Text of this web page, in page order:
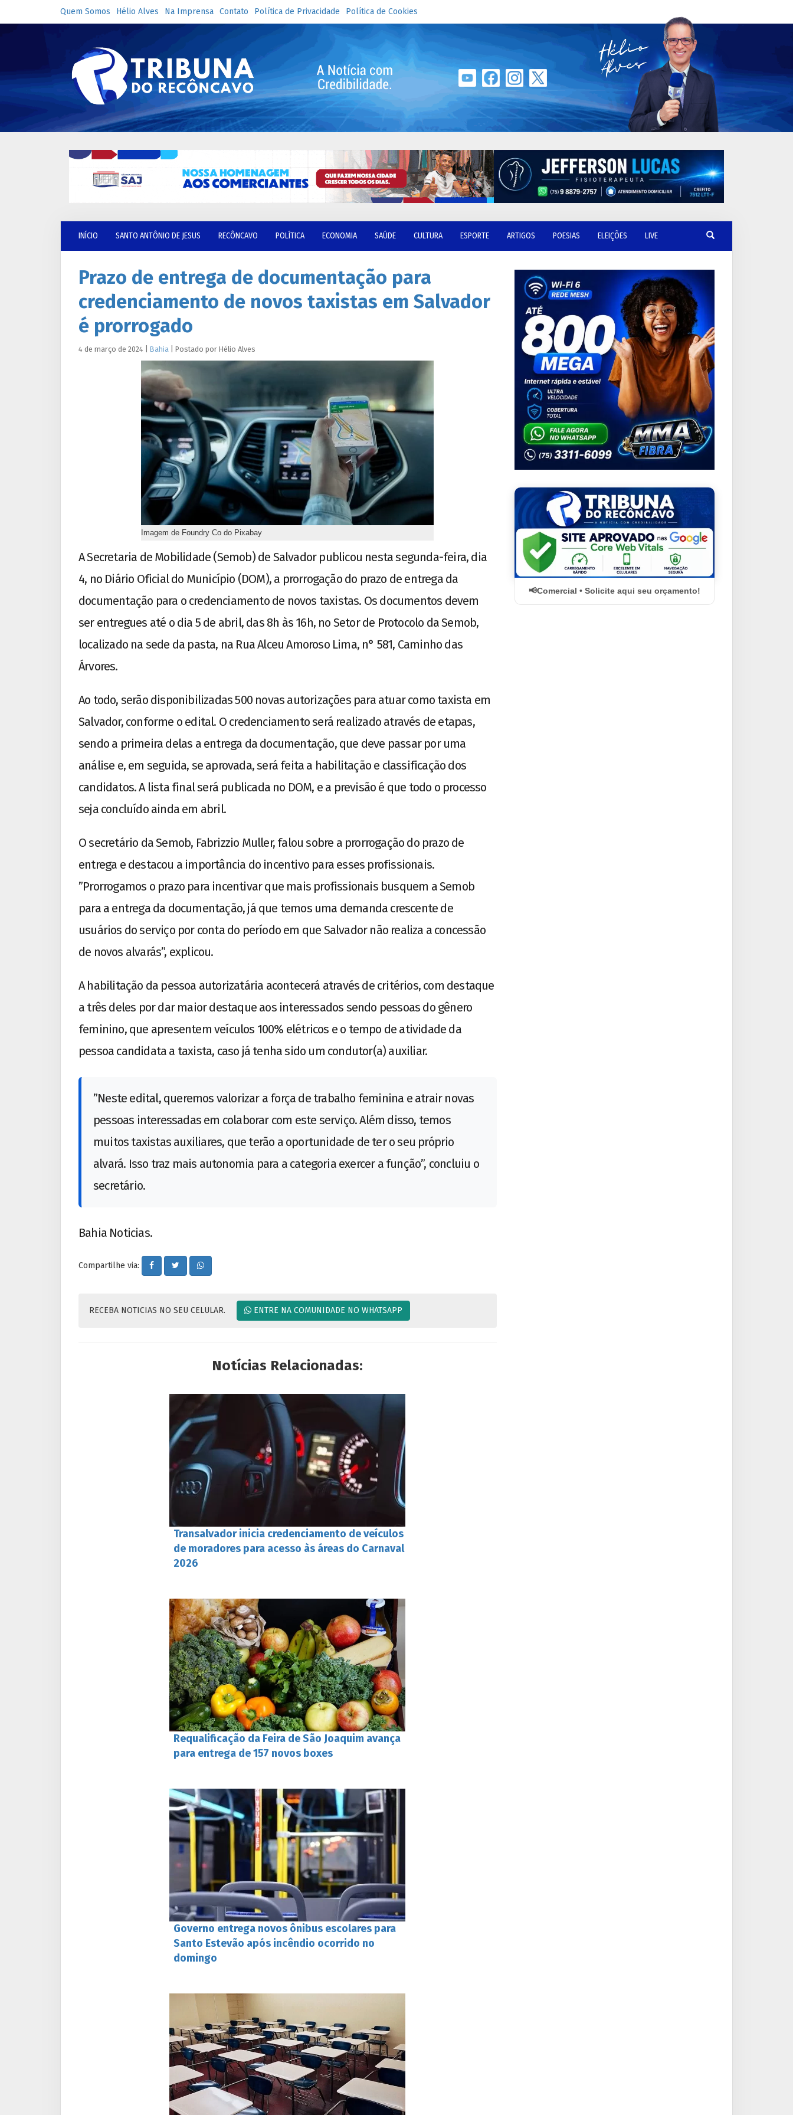
Quem Somos Hélio Alves Na Imprensa Contato Política de Privacidade Política de Cookies
INÍCIO SANTO ANTÔNIO DE JESUS RECÔNCAVO POLÍTICA ECONOMIA SAÚDE CULTURA ESPORTE ARTIGOS POESIAS ELEIÇÕES LIVE
Prazo de entrega de documentação para
credenciamento de novos taxistas em Salvador
é prorrogado
4 de março de 2024 Bahia Postado por Hélio Alves
Imagem de Foundry Co do Pixabay
A Secretaria de Mobilidade (Semob) de Salvador publicou nesta segunda-feira, dia
4, no Diário Oficial do Município (DOM), a prorrogação do prazo de entrega da
documentação para o credenciamento de novos taxistas. Os documentos devem
ser entregues até o dia 5 de abril, das 8h às 16h, no Setor de Protocolo da Semob,
localizado na sede da pasta, na Rua Alceu Amoroso Lima, n° 581, Caminho das
Árvores.
Ao todo, serão disponibilizadas 500 novas autorizações para atuar como taxista em
Salvador, conforme o edital. O credenciamento será realizado através de etapas,
sendo a primeira delas a entrega da documentação, que deve passar por uma
análise e, em seguida, se aprovada, será feita a habilitação e classificação dos
candidatos. A lista final será publicada no DOM, e a previsão é que todo o processo
seja concluído ainda em abril.
O secretário da Semob, Fabrizzio Muller, falou sobre a prorrogação do prazo de
entrega e destacou a importância do incentivo para esses profissionais.
”Prorrogamos o prazo para incentivar que mais profissionais busquem a Semob
para a entrega da documentação, já que temos uma demanda crescente de
usuários do serviço por conta do período em que Salvador não realiza a concessão
de novos alvarás”, explicou.
A habilitação da pessoa autorizatária acontecerá através de critérios, com destaque
a três deles por dar maior destaque aos interessados sendo pessoas do gênero
feminino, que apresentem veículos 100% elétricos e o tempo de atividade da
pessoa candidata a taxista, caso já tenha sido um condutor(a) auxiliar.
”Neste edital, queremos valorizar a força de trabalho feminina e atrair novas
pessoas interessadas em colaborar com este serviço. Além disso, temos
muitos taxistas auxiliares, que terão a oportunidade de ter o seu próprio
alvará. Isso traz mais autonomia para a categoria exercer a função”, concluiu o
secretário.
Bahia Noticias.
Compartilhe via:
RECEBA NOTICIAS NO SEU CELULAR. ENTRE NA COMUNIDADE NO WHATSAPP
Notícias Relacionadas:
Transalvador inicia credenciamento de veículos
de moradores para acesso às áreas do Carnaval
2026
Requalificação da Feira de São Joaquim avança
para entrega de 157 novos boxes
Governo entrega novos ônibus escolares para
Santo Estevão após incêndio ocorrido no
domingo
Comercial • Solicite aqui seu orçamento!